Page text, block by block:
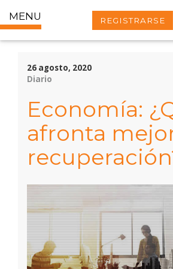
MENU REGISTRARSE
26 agosto, 2020
Diario
Economía:
afronta